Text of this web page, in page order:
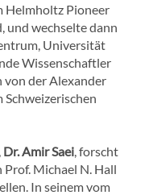
Helmholtz Pioneer
und wechselte dann
Universität
Wissenschaftler
der Alexander
Dr. Amir Saei , forscht
Michael N. Hall
In seinem vom